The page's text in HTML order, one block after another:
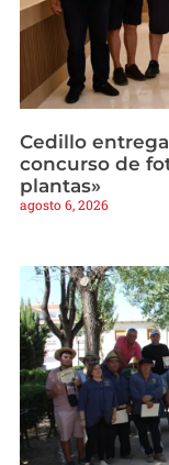
Cedillo
concurso de
plantas»
agosto 6, 2026